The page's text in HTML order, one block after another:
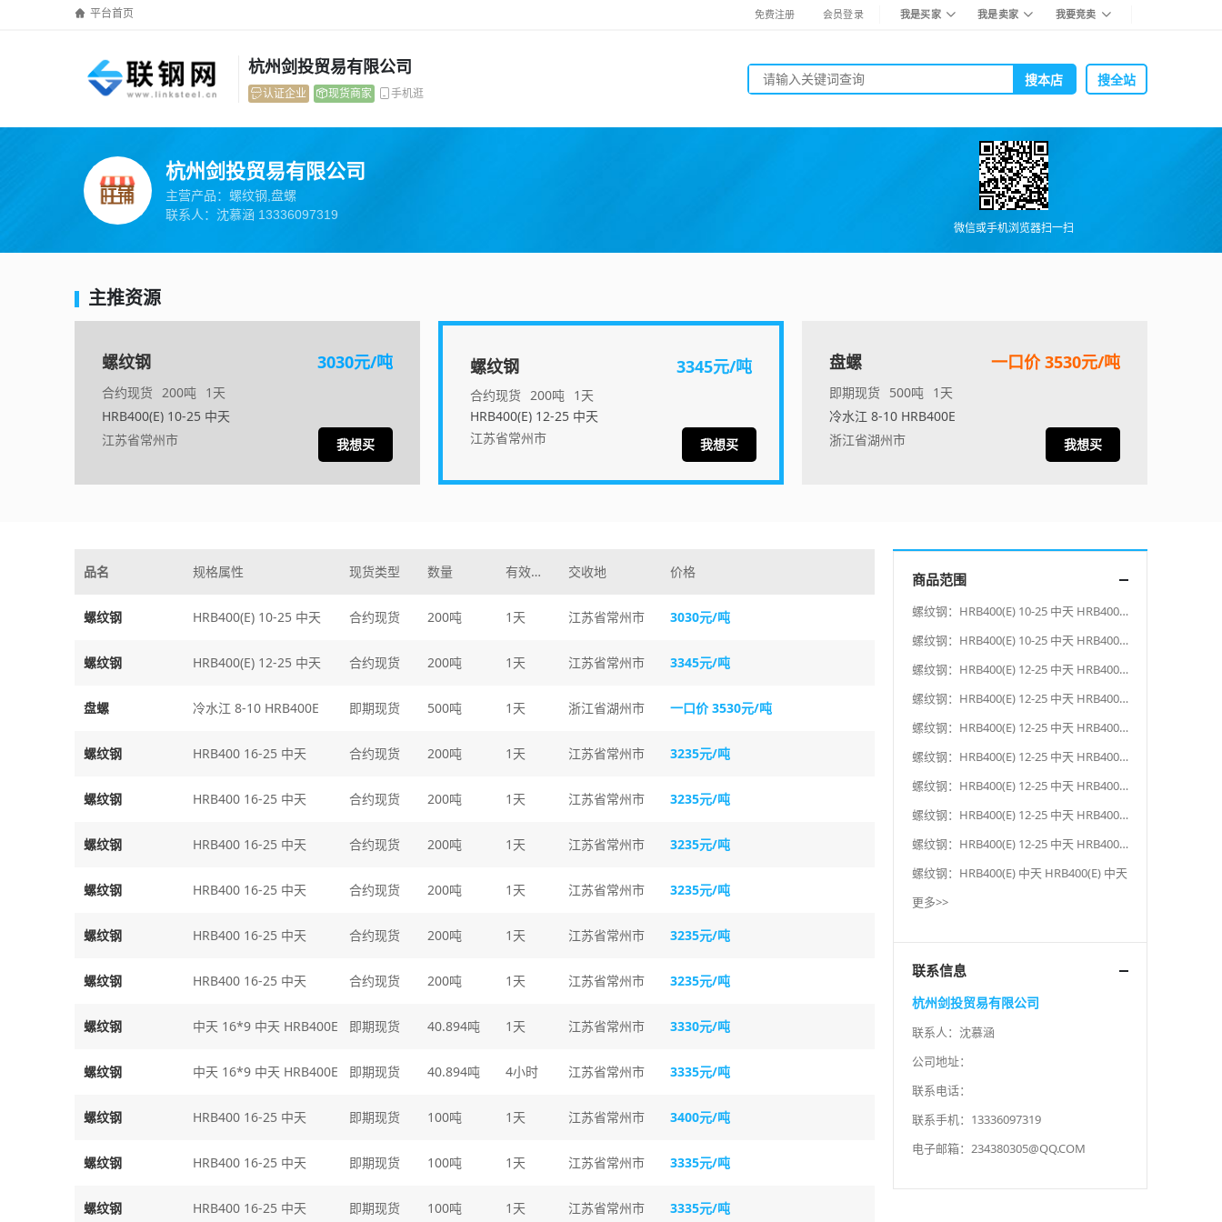
免费注册 会员登录 我是买家 我是卖家 我要竞卖
平台首页
杭州剑投贸易有限公司
认证企业 现货商家 手机逛
杭州剑投贸易有限公司
主营产品：螺纹钢,盘螺
联系人：沈慕涵 13336097319
微信或手机浏览器扫一扫
主推资源
螺纹钢 3030元/吨
我想买
合约现货 200吨 1天
HRB400(E) 10-25 中天
江苏省常州市
螺纹钢 3345元/吨
我想买
合约现货 200吨 1天
HRB400(E) 12-25 中天
江苏省常州市
盘螺 一口价 3530元/吨
我想买
即期现货 500吨 1天
冷水江 8-10 HRB400E
浙江省湖州市
品名 价格
现货类型 数量 有效时间 交收地
规格属性
螺纹钢 3030元/吨
合约现货 200吨 1天 江苏省常州市
HRB400(E) 10-25 中天
螺纹钢 3345元/吨
合约现货 200吨 1天 江苏省常州市
HRB400(E) 12-25 中天
盘螺 一口价 3530元/吨
即期现货 500吨 1天 浙江省湖州市
冷水江 8-10 HRB400E
螺纹钢 3235元/吨
合约现货 200吨 1天 江苏省常州市
HRB400 16-25 中天
螺纹钢 3235元/吨
合约现货 200吨 1天 江苏省常州市
HRB400 16-25 中天
螺纹钢 3235元/吨
合约现货 200吨 1天 江苏省常州市
HRB400 16-25 中天
螺纹钢 3235元/吨
合约现货 200吨 1天 江苏省常州市
HRB400 16-25 中天
螺纹钢 3235元/吨
合约现货 200吨 1天 江苏省常州市
HRB400 16-25 中天
螺纹钢 3235元/吨
合约现货 200吨 1天 江苏省常州市
HRB400 16-25 中天
螺纹钢 3330元/吨
即期现货 40.894吨 1天 江苏省常州市
中天 16*9 中天 HRB400E
螺纹钢 3335元/吨
即期现货 40.894吨 4小时 江苏省常州市
中天 16*9 中天 HRB400E
螺纹钢 3400元/吨
即期现货 100吨 1天 江苏省常州市
HRB400 16-25 中天
螺纹钢 3335元/吨
即期现货 100吨 1天 江苏省常州市
HRB400 16-25 中天
螺纹钢 3335元/吨
即期现货 100吨 1天 江苏省常州市
HRB400 16-25 中天
商品范围
螺纹钢：HRB400(E) 10-25 中天 HRB400(E) 10-25 中天
螺纹钢：HRB400(E) 10-25 中天 HRB400(E) 10-25 中天
螺纹钢：HRB400(E) 12-25 中天 HRB400(E) 12-25 中天
螺纹钢：HRB400(E) 12-25 中天 HRB400(E) 12-25 中天
螺纹钢：HRB400(E) 12-25 中天 HRB400(E) 12-25 中天
螺纹钢：HRB400(E) 12-25 中天 HRB400(E) 12-25 中天
螺纹钢：HRB400(E) 12-25 中天 HRB400(E) 12-25 中天
螺纹钢：HRB400(E) 12-25 中天 HRB400(E) 12-25 中天
螺纹钢：HRB400(E) 12-25 中天 HRB400(E) 12-25 中天
螺纹钢：HRB400(E) 中天 HRB400(E) 中天
更多>>
联系信息
杭州剑投贸易有限公司
联系人：沈慕涵
公司地址：
联系电话：
联系手机：13336097319
电子邮箱： 234380305@QQ.COM